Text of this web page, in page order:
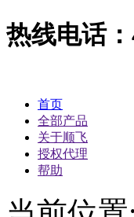
热线电话：
首页
全部产品
关于顺飞
授权代理
帮助